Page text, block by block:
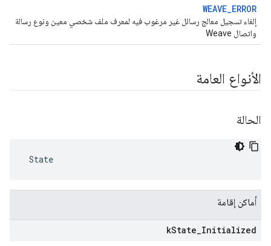
WEAVE_ERROR
إلغاء تسجيل معالج رسائل غير مرغوب فيه لمعرف ملف شخصي معين ونوع رسالة
واتصال Weave
الأنواع العامة
الحالة
State
أماكن إقامة
kState Initialized